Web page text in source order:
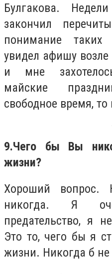
Булгакова.
закончил
понимание
увидел афишу
и мне
майские
свободное время, то
9.Чего бы Вы
жизни?
Хороший вопрос.
никогда. Я
предательство, я
Это то, чего бы я
жизни. Никогда б не